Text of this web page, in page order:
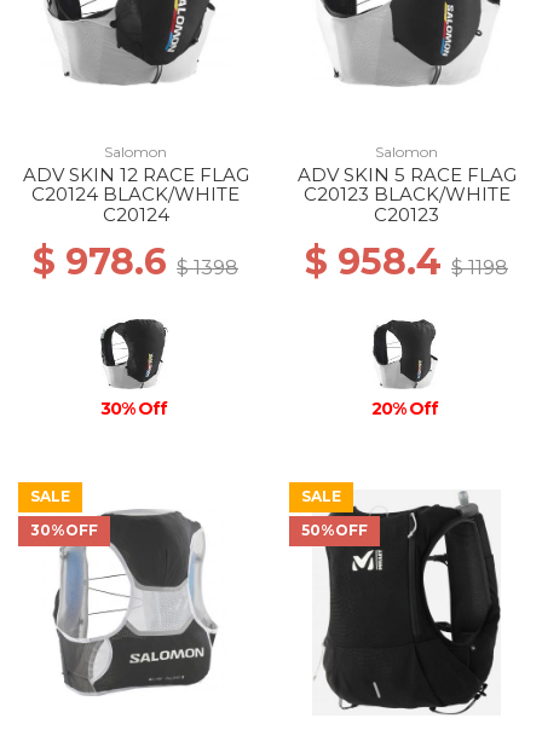
Salomon
ADV SKIN 12 RACE FLAG
C20124 BLACK/WHITE
C20124
$ 978.6 $ 1398
30% Off
Salomon
ADV SKIN 5 RACE FLAG
C20123 BLACK/WHITE
C20123
$ 958.4 $ 1198
20% Off
SALE
30%OFF
SALE
50%OFF